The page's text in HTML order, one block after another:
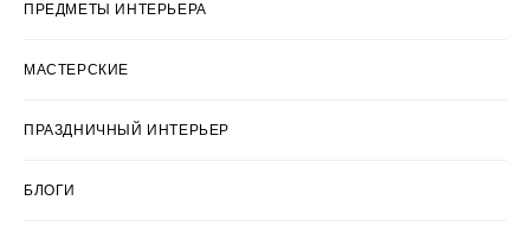
ПРЕДМЕТЫ ИНТЕРЬЕРА
МАСТЕРСКИЕ
ПРАЗДНИЧНЫЙ ИНТЕРЬЕР
БЛОГИ